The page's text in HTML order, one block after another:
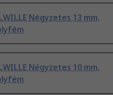
Négyzetes 13 mm,
Négyzetes 10 mm,